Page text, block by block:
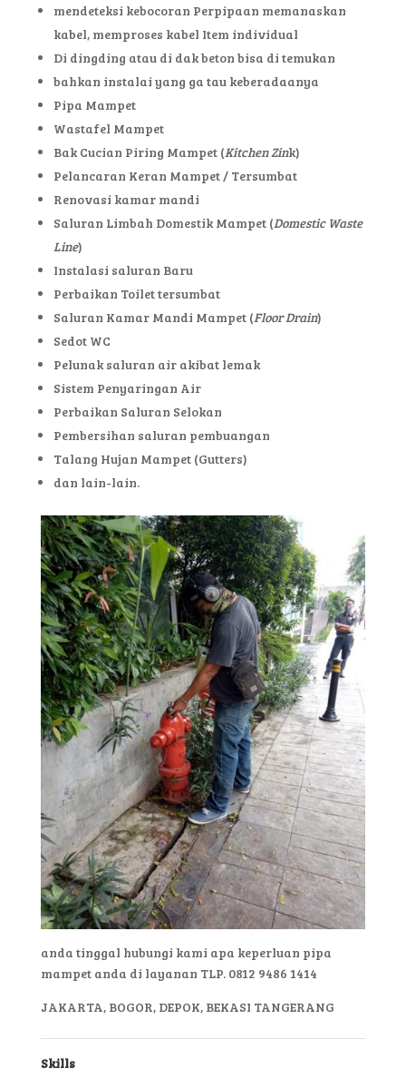
mendeteksi kebocoran Perpipaan memanaskan
kabel, memproses kabel Item individual
Di dingding atau di dak beton bisa di temukan
bahkan instalai yang ga tau keberadaanya
Pipa Mampet
Wastafel Mampet
Bak Cucian Piring Mampet (Kitchen Zink)
Pelancaran Keran Mampet / Tersumbat
Renovasi kamar mandi
Saluran Limbah Domestik Mampet (Domestic Waste
Line)
Instalasi saluran Baru
Perbaikan Toilet tersumbat
Saluran Kamar Mandi Mampet (Floor Drain)
Sedot WC
Pelunak saluran air akibat lemak
Sistem Penyaringan Air
Perbaikan Saluran Selokan
Pembersihan saluran pembuangan
Talang Hujan Mampet (Gutters)
dan lain-lain.
anda tinggal hubungi kami apa keperluan pipa
mampet anda di layanan TLP. 0812 9486 1414
JAKARTA, BOGOR, DEPOK, BEKASI TANGERANG
Skills